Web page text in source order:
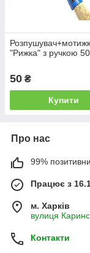
"Рижка" з ручкою
50 ₴
Купити
Про нас
99%
Працює з
м. Харків
вулиця
Контакти